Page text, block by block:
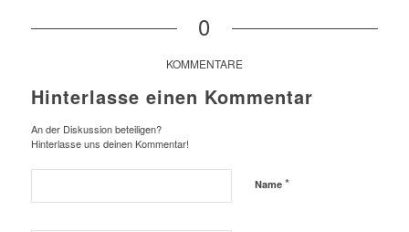
0
KOMMENTARE
Hinterlasse einen Kommentar
An der Diskussion beteiligen?
Hinterlasse uns deinen Kommentar!
Name *